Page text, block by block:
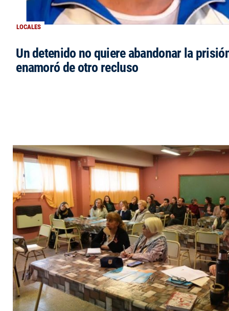
LOCALES
Un detenido no quiere abandonar la
enamoró de otro recluso